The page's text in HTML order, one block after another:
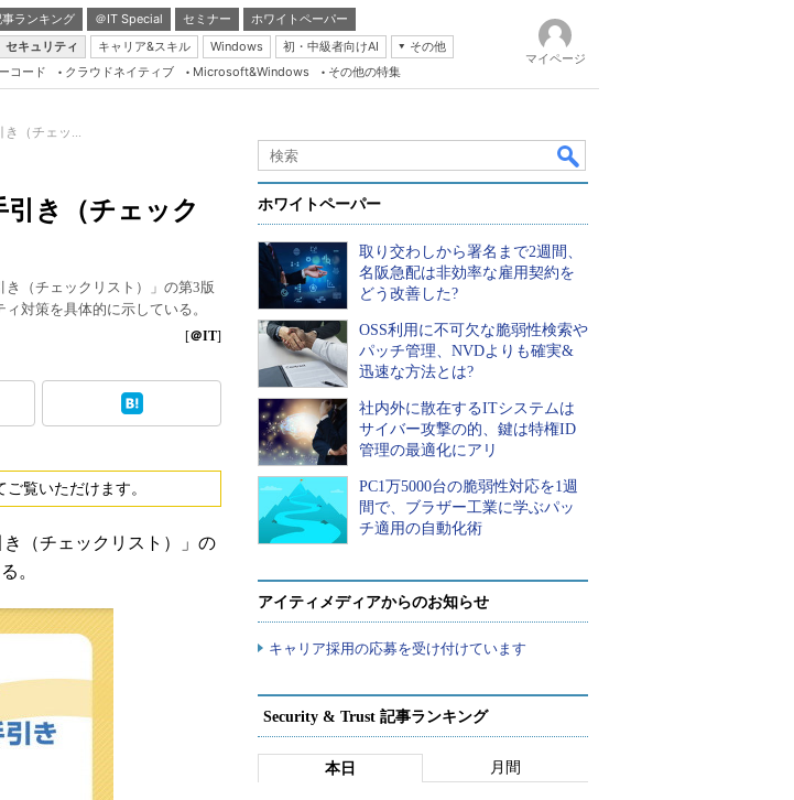
ランキング ＠IT Special セミナー
ホワイトペーパー
セキュリティ キャリア&スキル Windows 初・中級者向けAI
その他
Server & Storage
Java Agile
Database Expert
Linux ＆ OSS
Master of IP Network
Security & Trust
ブログ
コード クラウドネイティブ Microsoft&Windows その他の特集
マイページ
（チェッ...
き（チェック
（チェックリスト）」の第3版
対策を具体的に示している。
[＠IT]
ご覧いただけます。
（チェックリスト）」の
。
ホワイトペーパー
取り交わしから署名まで2週間、
名阪急配は非効率な雇用契約を
どう改善した?
OSS利用に不可欠な脆弱性検索や
パッチ管理、NVDよりも確実&
迅速な方法とは?
社内外に散在するITシステムは
サイバー攻撃の的、鍵は特権ID
管理の最適化にアリ
PC1万5000台の脆弱性対応を1週
間で、ブラザー工業に学ぶパッ
チ適用の自動化術
アイティメディアからのお知らせ
キャリア採用の応募を受け付けています
Security & Trust 記事ランキング
本日 月間